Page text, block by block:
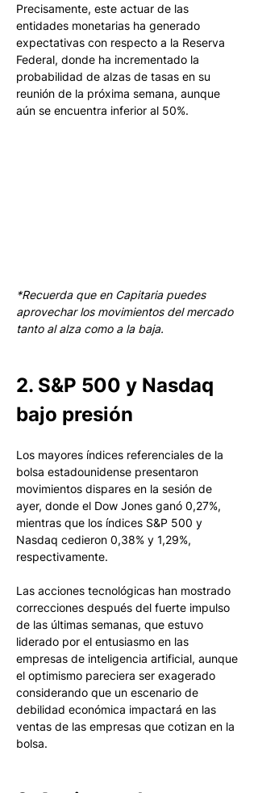
Precisamente, este actuar de las
entidades monetarias ha generado
expectativas con respecto a la Reserva
Federal, donde ha incrementado la
probabilidad de alzas de tasas en su
reunión de la próxima semana, aunque
aún se encuentra inferior al 50%.
*Recuerda que en Capitaria puedes
aprovechar los movimientos del mercado
tanto al alza como a la baja.
2. S&P 500 y Nasdaq
bajo presión
Los mayores índices referenciales de la
bolsa estadounidense presentaron
movimientos dispares en la sesión de
ayer, donde el Dow Jones ganó 0,27%,
mientras que los índices S&P 500 y
Nasdaq cedieron 0,38% y 1,29%,
respectivamente.
Las acciones tecnológicas han mostrado
correcciones después del fuerte impulso
de las últimas semanas, que estuvo
liderado por el entusiasmo en las
empresas de inteligencia artificial, aunque
el optimismo pareciera ser exagerado
considerando que un escenario de
debilidad económica impactará en las
ventas de las empresas que cotizan en la
bolsa.